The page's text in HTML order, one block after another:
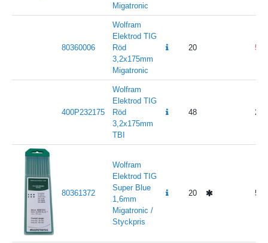
Migatronic
80360006
Wolfram
Elektrod TIG
Röd
3,2x175mm
Migatronic
20 52
400P232175
Wolfram
Elektrod TIG
Röd
3,2x175mm
TBI
48 28
80361372
Wolfram
Elektrod TIG
Super Blue
1,6mm
Migatronic /
Styckpris
20 56